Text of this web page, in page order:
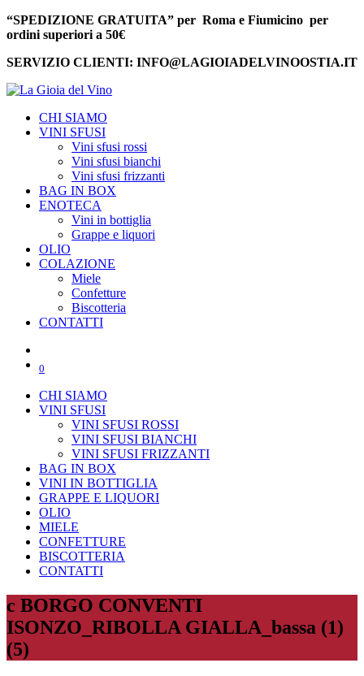
“SPEDIZIONE GRATUITA” per Roma e Fiumicino per
ordini superiori a 50€
SERVIZIO CLIENTI: INFO@LAGIOIADELVINOOSTIA.IT
CHI SIAMO
VINI SFUSI
Vini sfusi rossi
Vini sfusi bianchi
Vini sfusi frizzanti
BAG IN BOX
ENOTECA
Vini in bottiglia
Grappe e liquori
OLIO
COLAZIONE
Miele
Confetture
Biscotteria
CONTATTI
0
CHI SIAMO
VINI SFUSI
VINI SFUSI ROSSI
VINI SFUSI BIANCHI
VINI SFUSI FRIZZANTI
BAG IN BOX
VINI IN BOTTIGLIA
GRAPPE E LIQUORI
OLIO
MIELE
CONFETTURE
BISCOTTERIA
CONTATTI
c BORGO CONVENTI
ISONZO_RIBOLLA GIALLA_bassa (1)
(5)